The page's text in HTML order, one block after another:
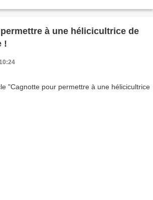
à une hélicicultrice de
!